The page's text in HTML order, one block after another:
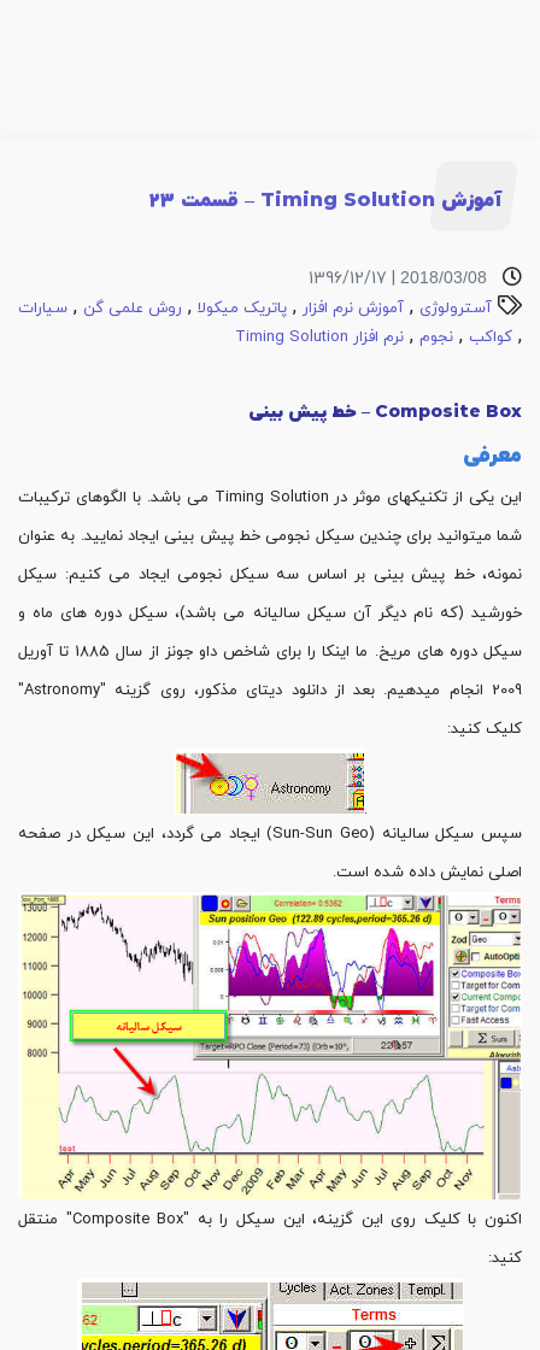
آموزش Timing Solution – قسمت 23
2018/03/08
| 1396/12/17
آسترولوژی , آموزش نرم افزار , پاتریک میکولا , روش علمی گن , سیارات
, کواکب , نجوم , نرم افزار Timing Solution
Composite Box – خط پیش بینی
معرفی
این یکی از تکنیکهای موثر در Timing Solution می باشد. با الگوهای ترکیبات
شما میتوانید برای چندین سیکل نجومی خط پیش بینی ایجاد نمایید. به عنوان
نمونه، خط پیش بینی بر اساس سه سیکل نجومی ایجاد می کنیم: سیکل
خورشید (که نام دیگر آن سیکل سالیانه می باشد)، سیکل دوره های ماه و
سیکل دوره های مریخ. ما اینکا را برای شاخص داو جونز از سال 1885 تا آوریل
2009 انجام میدهیم. بعد از دانلود دیتای مذکور، روی گزینه "Astronomy"
کلیک کنید:
سپس سیکل سالیانه (Sun-Sun Geo) ایجاد می گردد، این سیکل در صفحه
اصلی نمایش داده شده است.
اکنون با کلیک روی این گزینه، این سیکل را به "Composite Box" منتقل
کنید: